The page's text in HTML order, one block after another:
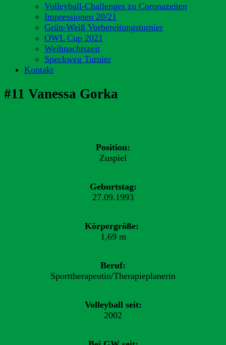
Volleyball-Challenges zu Coronazeiten
Impressionen 20/21
Grün-Weiß Vorbereitungsturnier
OWL Cup 2021
Weihnachtszeit
Speckweg Turnier
Kontakt
#11 Vanessa Gorka
Position:
Zuspiel
Geburtstag:
27.09.1993
Körpergröße:
1,69 m
Beruf:
Sporttherapeutin/Therapieplanerin
Volleyball seit:
2002